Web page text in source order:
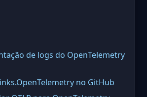
de logs do OpenTelemetry
no GitHub